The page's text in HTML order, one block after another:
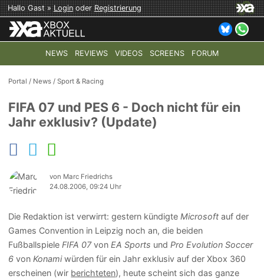
Hallo Gast »LoginoderRegistrierung
NEWS REVIEWS VIDEOS SCREENS FORUM
TOP-THEMEN: COD: MODERN WARFARE 4 HALO:
Portal / News /Sport & Racing
FIFA 07 und PES 6 - Doch nicht für ein
Jahr exklusiv? (Update)
von Marc Friedrichs
24.08.2006, 09:24 Uhr
Die Redaktion ist verwirrt: gestern kündigte Microsoft auf der
Games Convention in Leipzig noch an, die beiden
Fußballspiele FIFA 07von EA Sports und Pro Evolution Soccer
6 von Konamiwürden für ein Jahr exklusiv auf der Xbox 360
erscheinen (wir berichteten), heute scheint sich das ganze